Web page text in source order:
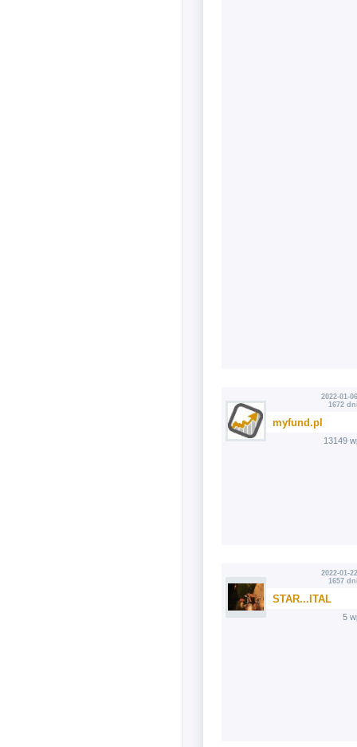
2022-01-
1672
myfund.pl
13149
2022-01-
1657
STAR...ITAL
5